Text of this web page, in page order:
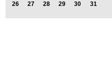
26
27 28 29 30 31